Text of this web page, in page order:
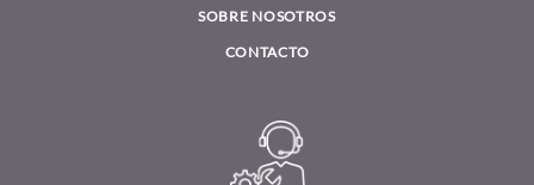
SOBRE NOSOTROS
CONTACTO